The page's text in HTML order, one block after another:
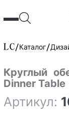
Каталог
Круглый обеденный стол Malcolm Stone
Dinner Table
Артикул: